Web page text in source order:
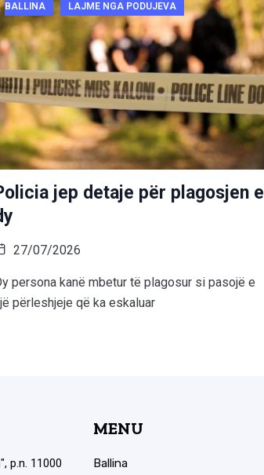
BALLINA LAJME NGA PODUJEVA
jep detaje për plagosjen e
27/07/2026
persona kanë mbetur të plagosur si pasojë e
përleshjeje që ka eskaluar
p.n. 11000
MENU
Ballina